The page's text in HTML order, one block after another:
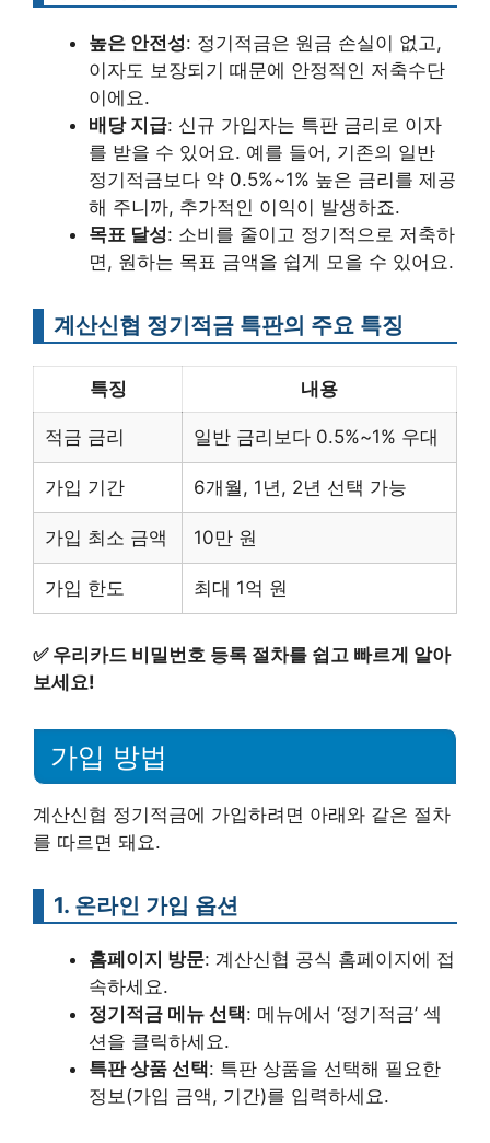
높은 안전성: 정기적금은 원금 손실이 없고,
이자도 보장되기 때문에 안정적인 저축수단
이에요.
배당 지급: 신규 가입자는 특판 금리로 이자
를 받을 수 있어요. 예를 들어, 기존의 일반
정기적금보다 약 0.5%~1% 높은 금리를 제공
해 주니까, 추가적인 이익이 발생하죠.
목표 달성: 소비를 줄이고 정기적으로 저축하
면, 원하는 목표 금액을 쉽게 모을 수 있어요.
계산신협 정기적금 특판의 주요 특징
특징 내용
적금 금리 일반 금리보다 0.5%~1% 우대
가입 기간 6개월, 1년, 2년 선택 가능
가입 최소 금액 10만 원
가입 한도 최대 1억 원
✅ 우리카드 비밀번호 등록 절차를 쉽고 빠르게 알아
보세요!
가입 방법
계산신협 정기적금에 가입하려면 아래와 같은 절차
를 따르면 돼요.
1. 온라인 가입 옵션
홈페이지 방문: 계산신협 공식 홈페이지에 접
속하세요.
정기적금 메뉴 선택: 메뉴에서 ‘정기적금’ 섹
션을 클릭하세요.
특판 상품 선택: 특판 상품을 선택해 필요한
정보(가입 금액, 기간)를 입력하세요.